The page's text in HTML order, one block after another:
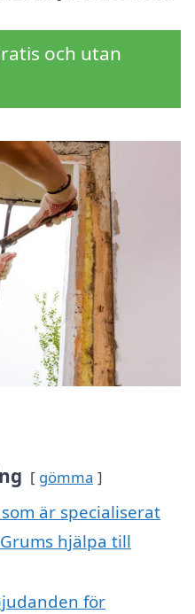
och utan
gömma
är specialiserat
hjälpa till
för